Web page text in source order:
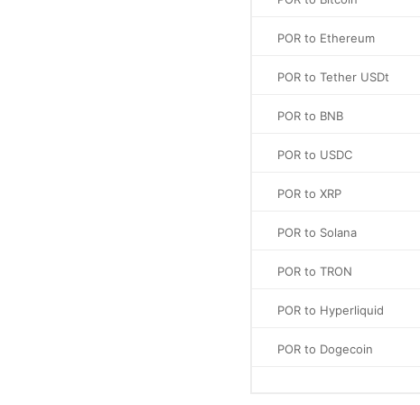
POR to Ethereum
POR to Tether USDt
POR to BNB
POR to USDC
POR to XRP
POR to Solana
POR to TRON
POR to Hyperliquid
POR to Dogecoin